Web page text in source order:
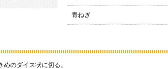
青ねぎ
のダイス状に切る。